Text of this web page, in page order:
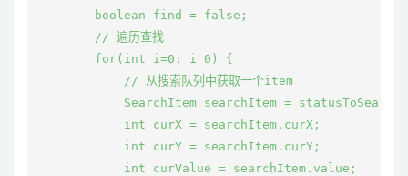
        boolean find = false;
        // 遍历查找
        for(int i=0; i
0) {
            // 从搜索队列中获取一个item
SearchItem searchItem =
            int curX = searchItem.curX;
            int curY = searchItem.curY;
            int curValue = searchItem.value;